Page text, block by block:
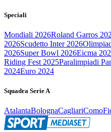
Speciali
Mondiali 2026Roland Garros
2026Scudetto Inter 2026
2026Super Bowl 2026Eicma
Riding Fest 2025Paralimpiadi
2024Euro 2024
Squadra Serie A
AtalantaBolognaCagliariComo